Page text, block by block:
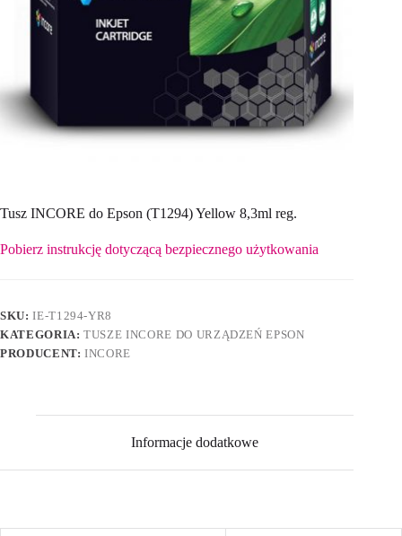
Tusz INCORE do Epson (T1294) Yellow 8,3ml reg.
Pobierz instrukcję dotyczącą bezpiecznego użytkowania
SKU:IE-T1294-YR8
KATEGORIA:TUSZE INCORE DO URZĄDZEŃ EPSON
PRODUCENT:INCORE
Informacje dodatkowe